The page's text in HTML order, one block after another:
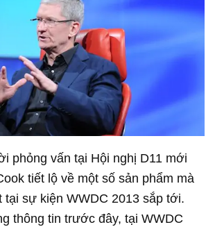
phỏng vấn tại Hội nghị D11 mới
tiết lộ về một số sản phẩm mà
tại sự kiện WWDC 2013 sắp tới.
thông tin trước đây, tại WWDC